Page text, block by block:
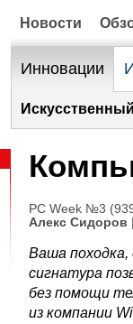
Новости
Инновации
PC Week №3
Алекс Сидоров
Ваша
сигнатура
без помощи
из компании